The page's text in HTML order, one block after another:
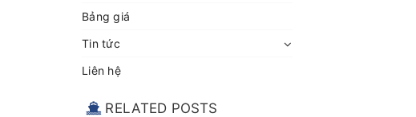
Bảng giá
Tin tức
Liên hệ
RELATED POSTS